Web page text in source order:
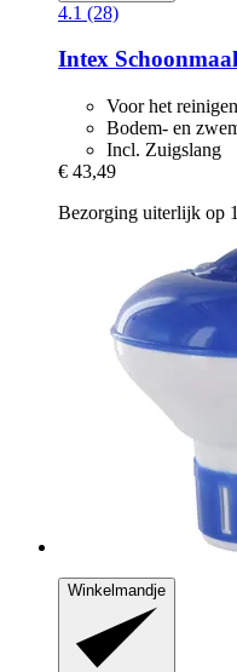
4.1 (28)
Intex
Voor het
Bodem- en
Incl. Zuigslang
€ 43,49
Bezorging uiterlijk op
Winkelmandje